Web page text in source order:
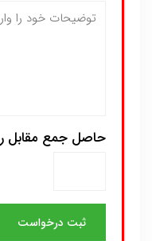
حاصل جمع مقابل را